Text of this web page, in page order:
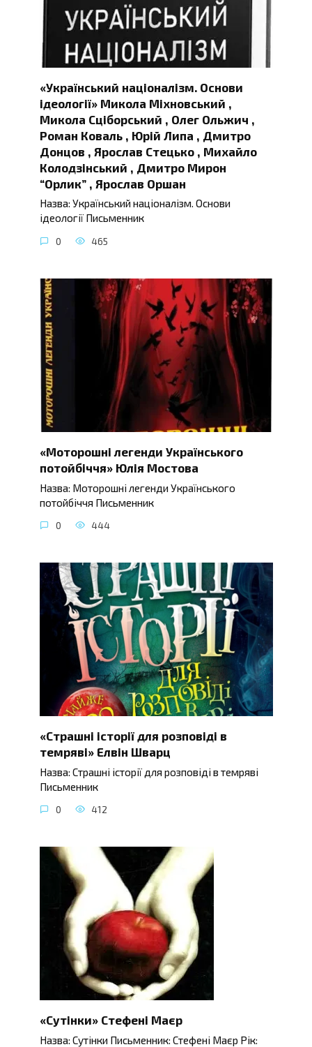
«Український націоналізм. Основи
ідеології» Микола Міхновський ,
Микола Сціборський , Олег Ольжич ,
Роман Коваль , Юрій Липа , Дмитро
Донцов , Ярослав Стецько , Михайло
Колодзінський , Дмитро Мирон
“Орлик” , Ярослав Оршан
Назва: Український націоналізм. Основи
ідеології Письменник
0 465
«Моторошні легенди Українського
потойбіччя» Юлія Мостова
Назва: Моторошні легенди Українського
потойбіччя Письменник
0 444
«Страшні історії для розповіді в
темряві» Елвін Шварц
Назва: Страшні історії для розповіді в темряві
Письменник
0 412
«Сутінки» Стефені Маєр
Назва: Сутінки Письменник: Стефені Маєр Рік: